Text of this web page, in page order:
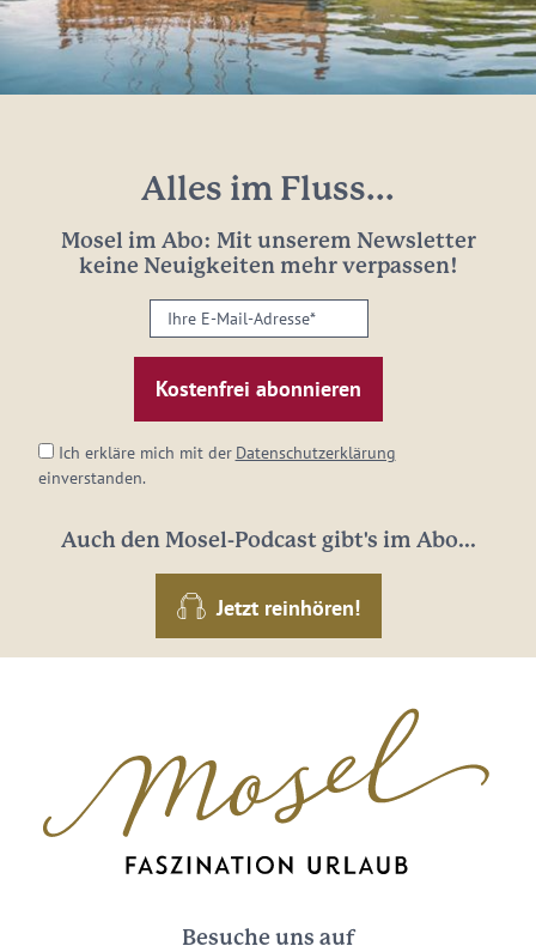
Alles im Fluss...
Mosel im Abo: Mit unserem Newsletter
keine Neuigkeiten mehr verpassen!
Ihre
E-
Mail-
Adresse:
Ich erkläre mich mit der Datenschutzerklärung
einverstanden.
Auch den Mosel-Podcast gibt's im Abo...
Jetzt reinhören!
Besuche uns auf